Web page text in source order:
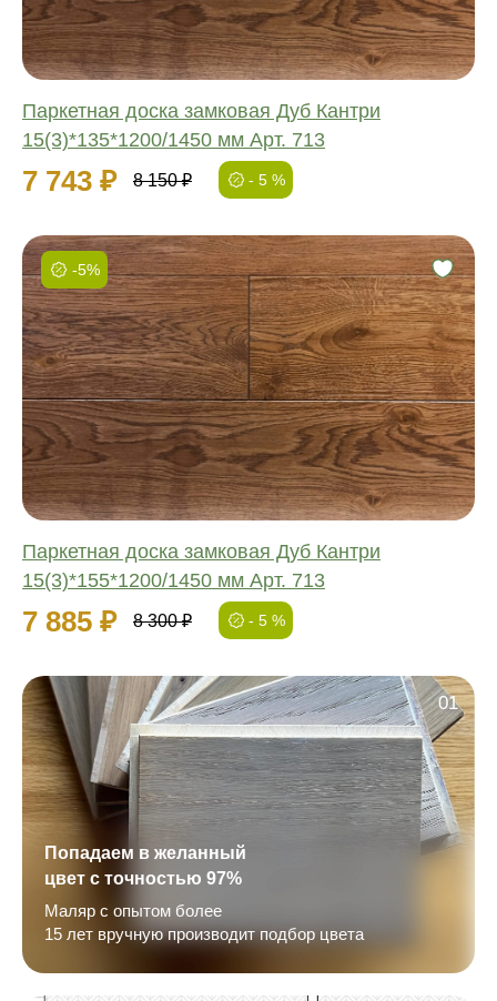
Паркетная доска замковая Дуб Кантри
15(3)*135*1200/1450 мм Арт. 713
7 743 ₽ 8 150 ₽ - 5 %
-5%
Паркетная доска замковая Дуб Кантри
15(3)*155*1200/1450 мм Арт. 713
7 885 ₽ 8 300 ₽ - 5 %
Фаска:
Соединение:
Обработка:
Длина:
Ширина:
Толщина:
01
Попадаем в желанный
цвет с точностью 97%
Маляр с опытом более
15 лет вручную производит подбор цвета